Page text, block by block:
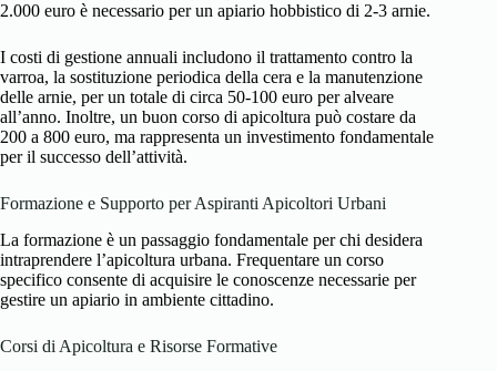
2.000 euro è necessario per un apiario hobbistico di 2-3 arnie.
I costi di gestione annuali includono il trattamento contro la
varroa, la sostituzione periodica della cera e la manutenzione
delle arnie, per un totale di circa 50-100 euro per alveare
all’anno. Inoltre, un buon corso di apicoltura può costare da
200 a 800 euro, ma rappresenta un investimento fondamentale
per il successo dell’attività.
Formazione e Supporto per Aspiranti Apicoltori Urbani
La formazione è un passaggio fondamentale per chi desidera
intraprendere l’apicoltura urbana. Frequentare un corso
specifico consente di acquisire le conoscenze necessarie per
gestire un apiario in ambiente cittadino.
Corsi di Apicoltura e Risorse Formative